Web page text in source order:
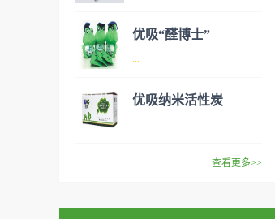
高空气清洁度的效果。主要功
能：除甲醛/除异味/杀菌应用
所、使用方法：见产品说明手
册
般包括PM2.5、粉尘、花粉、
高空气清洁度的效果。主要功
能：除甲醛/除异味/杀菌应用
所、使用方法：见产品说明手
般包括PM2.5、粉尘、花粉、
效去除挥发性有机物，有效提
优吸“醛博士”
...
在甲醛领域是非常专业的一位
优吸纳米活性炭
...
查看更多>>